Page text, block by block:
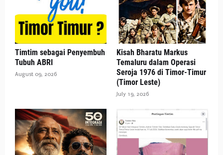
Timtim sebagai Penyembuh
Tubuh ABRI
August 09, 2026
Kisah Bharatu Markus
Temaluru dalam Operasi
Seroja 1976 di Timor-Timur
(Timor Leste)
July 19, 2026